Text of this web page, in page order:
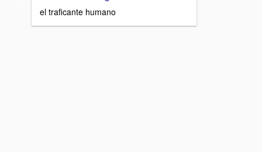
el traficante humano